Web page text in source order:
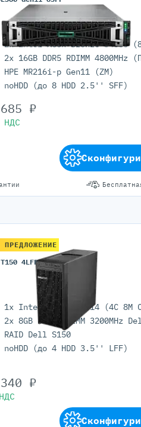
Серверы HP
HPE Gen12
HPE Gen11
HPE
HPE Gen10
HPE MR216i-p Gen11 (ZM)
noHDD (до 8 HDD 2.5'' SFF)
₽
НДС
ПРЕДЛОЖЕНИЕ
4LFF
2x 8GB DDR4 UDIMM 3200MHz
RAID Dell S150
noHDD (до 4 HDD 3.5'' LFF)
₽
НДС